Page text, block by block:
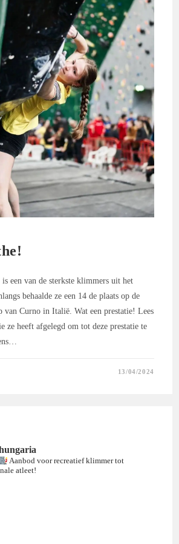
een van de sterkste klimmers uit het
behaalde ze een 14 de plaats op de
van Curno in Italië. Wat een prestatie! Lees
ze heeft afgelegd om tot deze prestatie te
13/04/2024
Aanbod voor recreatief klimmer tot
atleet!